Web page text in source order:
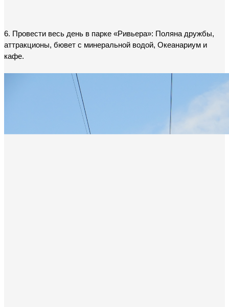
6. Провести весь день в парке «Ривьера»: Поляна дружбы,
аттракционы, бювет с минеральной водой, Океанариум и
кафе.